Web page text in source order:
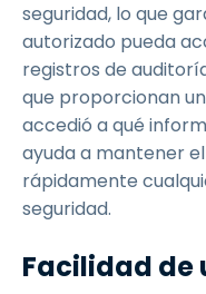
seguridad, lo que
autorizado pueda
registros de
que proporcionan
accedió a qué
ayuda a mantener
rápidamente
seguridad.
Facilidad de